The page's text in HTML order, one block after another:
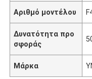
Αριθμό μοντέλου
Δυνατότητα προ
σφοράς
Μάρκα